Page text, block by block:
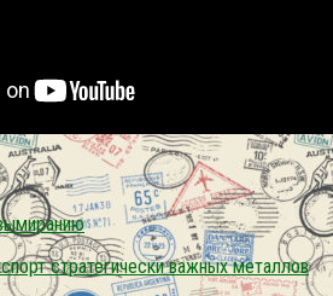
стратегически важных металлов